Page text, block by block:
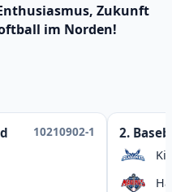
Zukunft
im Norden!
10210902-1
2.